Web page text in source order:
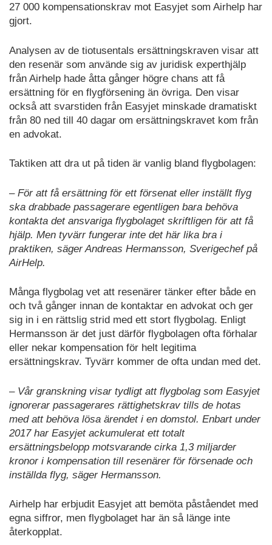
27 000 kompensationskrav mot Easyjet som Airhelp har
gjort.
Analysen av de tiotusentals ersättningskraven visar att
den resenär som använde sig av juridisk experthjälp
från Airhelp hade åtta gånger högre chans att få
ersättning för en flygförsening än övriga. Den visar
också att svarstiden från Easyjet minskade dramatiskt
från 80 ned till 40 dagar om ersättningskravet kom från
en advokat.
Taktiken att dra ut på tiden är vanlig bland flygbolagen:
– För att få ersättning för ett försenat eller inställt flyg
ska drabbade passagerare egentligen bara behöva
kontakta det ansvariga flygbolaget skriftligen för att få
hjälp. Men tyvärr fungerar inte det här lika bra i
praktiken, säger Andreas Hermansson, Sverigechef på
AirHelp.
Många flygbolag vet att resenärer tänker efter både en
och två gånger innan de kontaktar en advokat och ger
sig in i en rättslig strid med ett stort flygbolag. Enligt
Hermansson är det just därför flygbolagen ofta förhalar
eller nekar kompensation för helt legitima
ersättningskrav. Tyvärr kommer de ofta undan med det.
–Vår granskning visar tydligt att flygbolag som Easyjet
ignorerar passagerares rättighetskrav tills de hotas
med att behöva lösa ärendet i en domstol. Enbart under
2017 har Easyjet ackumulerat ett totalt
ersättningsbelopp motsvarande cirka 1,3 miljarder
kronor i kompensation till resenärer för försenade och
inställda flyg, säger Hermansson.
Airhelp har erbjudit Easyjet att bemöta påståendet med
egna siffror, men flygbolaget har än så länge inte
återkopplat.